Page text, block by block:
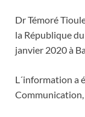
Dr Témoré
la République
janvier 2020 à
L´information a